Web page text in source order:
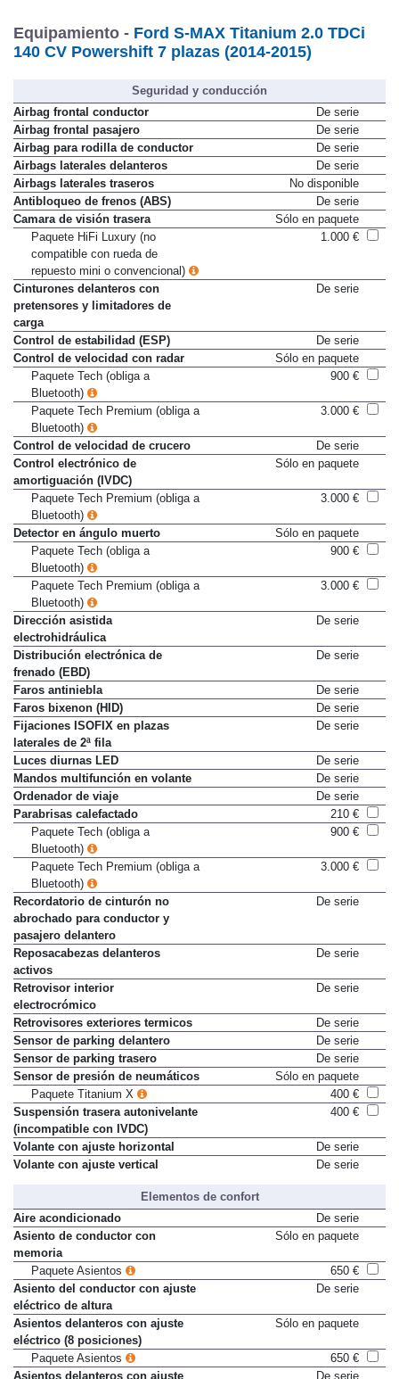
Equipamiento - Ford S-MAX Titanium 2.0 TDCi
140 CV Powershift 7 plazas (2014-2015)
Seguridad y conducción
Airbag frontal conductor
De serie
Airbag frontal pasajero
De serie
Airbag para rodilla de conductor
De serie
Airbags laterales delanteros
De serie
Airbags laterales traseros
No disponible
Antibloqueo de frenos (ABS)
De serie
Camara de visión trasera
Sólo en paquete
Paquete HiFi Luxury (no
compatible con rueda de
repuesto mini o convencional)
1.000 €
Cinturones delanteros con
pretensores y limitadores de
carga
De serie
Control de estabilidad (ESP)
De serie
Control de velocidad con radar
Sólo en paquete
Paquete Tech (obliga a
Bluetooth)
900 €
Paquete Tech Premium (obliga a
Bluetooth)
3.000 €
Control de velocidad de crucero
De serie
Control electrónico de
amortiguación (IVDC)
Sólo en paquete
Paquete Tech Premium (obliga a
Bluetooth)
3.000 €
Detector en ángulo muerto
Sólo en paquete
Paquete Tech (obliga a
Bluetooth)
900 €
Paquete Tech Premium (obliga a
Bluetooth)
3.000 €
Dirección asistida
electrohidráulica
De serie
Distribución electrónica de
frenado (EBD)
De serie
Faros antiniebla
De serie
Faros bixenon (HID)
De serie
Fijaciones ISOFIX en plazas
laterales de 2ª fila
De serie
Luces diurnas LED
De serie
Mandos multifunción en volante
De serie
Ordenador de viaje
De serie
Parabrisas calefactado
210 €
Paquete Tech (obliga a
Bluetooth)
900 €
Paquete Tech Premium (obliga a
Bluetooth)
3.000 €
Recordatorio de cinturón no
abrochado para conductor y
pasajero delantero
De serie
Reposacabezas delanteros
activos
De serie
Retrovisor interior
electrocrómico
De serie
Retrovisores exteriores termicos
De serie
Sensor de parking delantero
De serie
Sensor de parking trasero
De serie
Sensor de presión de neumáticos
Sólo en paquete
Paquete Titanium X
400 €
Suspensión trasera autonivelante
(incompatible con IVDC)
400 €
Volante con ajuste horizontal
De serie
Volante con ajuste vertical
De serie
Elementos de confort
Aire acondicionado
De serie
Asiento de conductor con
memoria
Sólo en paquete
Paquete Asientos
650 €
Asiento del conductor con ajuste
eléctrico de altura
De serie
Asientos delanteros con ajuste
eléctrico (8 posiciones)
Sólo en paquete
Paquete Asientos
650 €
Asientos delanteros con ajuste
De serie